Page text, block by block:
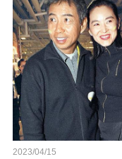
2023/04/15